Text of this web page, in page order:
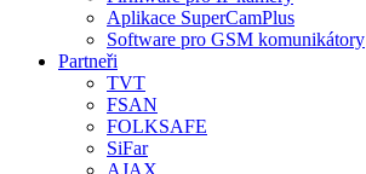
Aplikace SuperCamPlus
Software pro GSM komunikátory
Partneři
TVT
FSAN
FOLKSAFE
SiFar